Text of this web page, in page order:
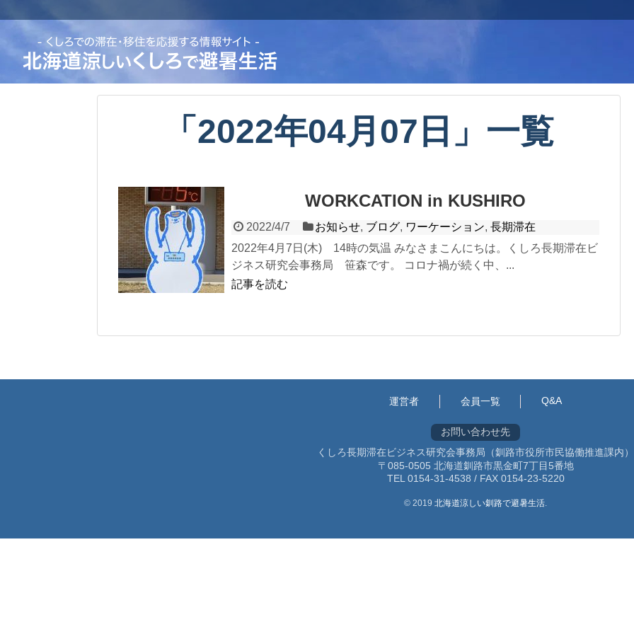
「 2022年04月07日 」 一覧
WORKCATION in KUSHIRO
2022/4/7 お知らせ, ブログ, ワーケーション,長期滞在
2022年4月7日(木) 14時の気温 みなさまこんにちは。くしろ長期滞在ビ
ジネス研究会事務局 笹森です。 コロナ禍が続く中、...
記事を読む
運営者 会員一覧 Q&A
お問い合わせ先
くしろ長期滞在ビジネス研究会事務局（釧路市役所市民協働推進課内）
〒085-0505 北海道釧路市黒金町7丁目5番地
TEL 0154-31-4538 / FAX 0154-23-5220
© 2019 北海道涼しい釧路で避暑生活.